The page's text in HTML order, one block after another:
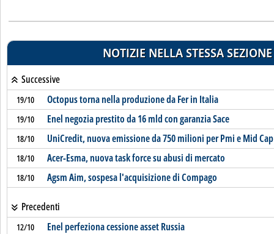
NOTIZIE NELLA STESSA SEZIONE
Successive
19/10 Octopus torna nella produzione da Fer in Italia
19/10 Enel negozia prestito da 16 mld con garanzia Sace
18/10 UniCredit, nuova emissione da 750 milioni per Pmi e Mid Cap
18/10 Acer-Esma, nuova task force su abusi di mercato
18/10 Agsm Aim, sospesa l'acquisizione di Compago
Precedenti
12/10 Enel perfeziona cessione asset Russia